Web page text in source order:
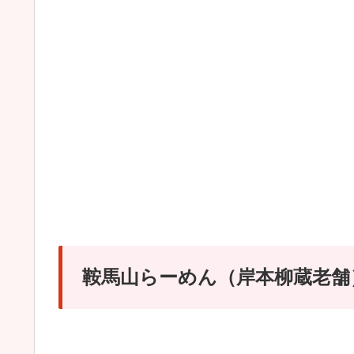
鞍馬山らーめん（岸本柳蔵老舗